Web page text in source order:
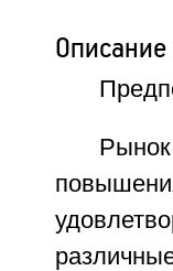
Описание